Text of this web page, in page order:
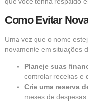
que você tenha respaldo
Como Evitar
Uma vez que o nome
novamente em situações
Planeje suas
controlar receitas e
Crie uma reserva
meses de despesas